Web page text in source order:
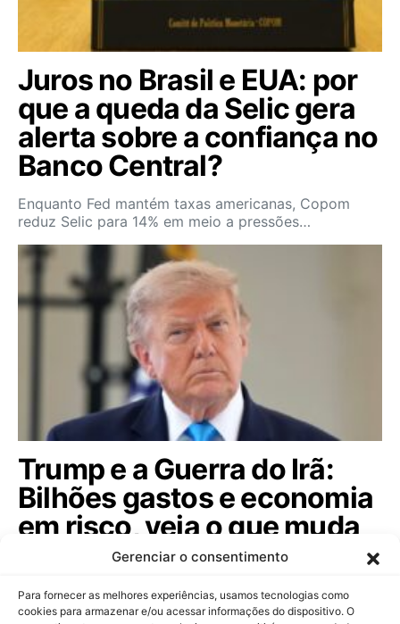
Gerenciar o consentimento
Para fornecer as melhores experiências, usamos tecnologias como
cookies para armazenar e/ou acessar informações do dispositivo. O
Juros no Brasil e EUA: por
que a queda da Selic gera
alerta sobre a confiança no
Banco Central?
Enquanto Fed mantém taxas americanas, Copom
reduz Selic para 14% em meio a pressões…
Trump e a Guerra do Irã:
Bilhões gastos e economia
em risco, veja o que muda
Entenda como o conflito que custou US$ 37,5
bilhões impacta a economia global e o…